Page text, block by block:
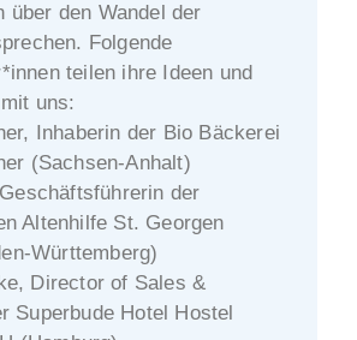
über den Wandel der
Folgende
teilen ihre Ideen und
uns:
Inhaberin der Bio Bäckerei
(Sachsen-Anhalt)
der
Altenhilfe St. Georgen
Württemberg)
Director of Sales &
Superbude Hotel Hostel